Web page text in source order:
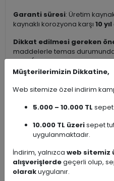
Garanti süresi: Üretim
kaynaklı korozyona karşı 10 yıl
Dikkat edilmesi gereken
maddelerle temas
kalır(kaplama tabakasına
soyulma, renk değişimi veya
Güçlü asitli veya alkali
Tel fırça, sert sünger
malzemeler
Kullanıcı kaynaklı hatalar
kullanım vb.) durumunda
işlem yapılamamaktadır.
Müşterilerimizin Dikkatine,
Web sitemize özel indirim
5.000 – 10.000 TL sepet
10.000 TL üzerisepet
uygulanmaktadır.
İndirim, yalnızca web sitemiz
alışverişlerdegeçerli olup,
olarakuygulanır.